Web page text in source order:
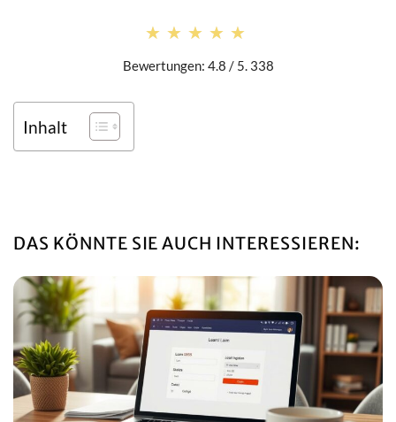
★★★★★
★★★★★
Bewertungen: 4.8 / 5. 338
Inhalt
DAS KÖNNTE SIE AUCH INTERESSIEREN: